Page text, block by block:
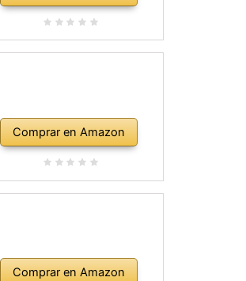
Comprar en Amazon
Comprar en Amazon